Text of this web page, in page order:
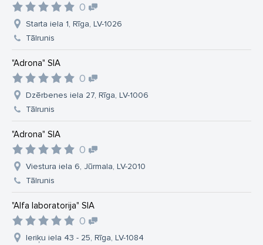
0
Starta iela 1, Rīga, LV-1026
Tālrunis
"Adrona" SIA
0
Dzērbenes iela 27, Rīga, LV-1006
Tālrunis
"Adrona" SIA
0
Viestura iela 6, Jūrmala, LV-2010
Tālrunis
"Alfa laboratorija" SIA
0
Ieriķu iela 43 - 25, Rīga, LV-1084